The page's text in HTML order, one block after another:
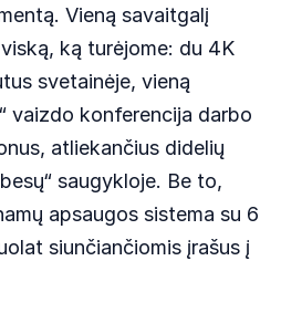
Vieną savaitgalį
ką turėjome: du 4K
svetainėje, vieną
vaizdo konferencija darbo
atliekančius didelių
saugykloje. Be to,
apsaugos sistema su 6
siunčiančiomis įrašus į